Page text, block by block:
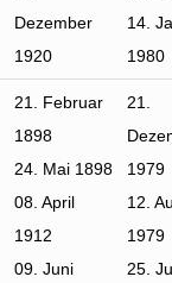
Dezember
1920
14.
1980
21. Februar
1898
24. Mai 1898
08. April
1912
09. Juni
21.
1979
12.
1979
25.